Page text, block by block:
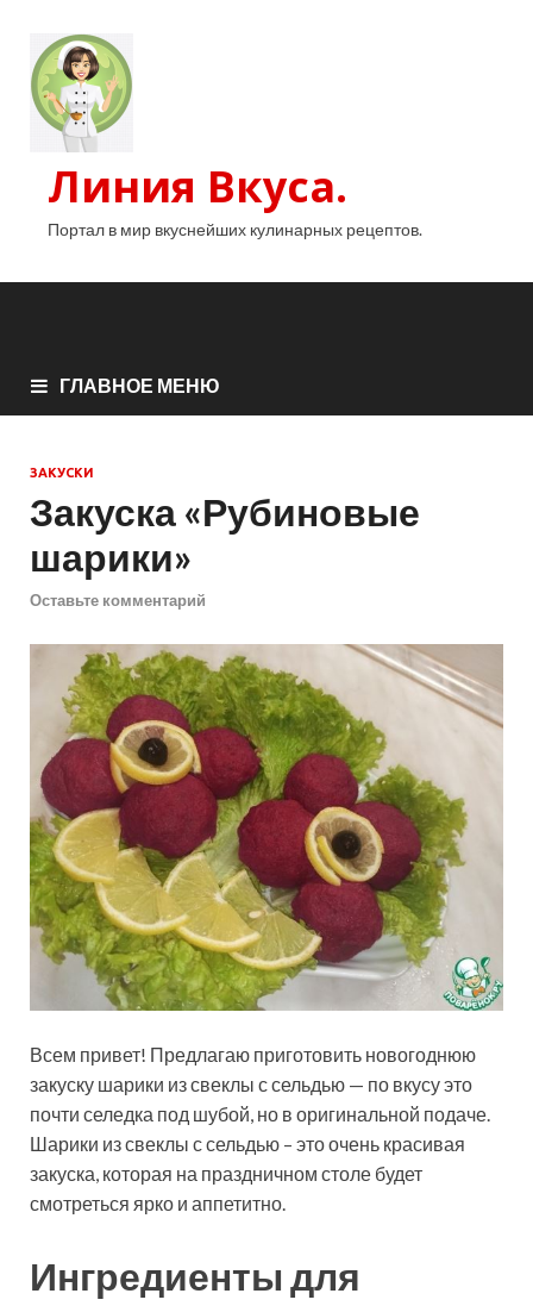
Линия Вкуса.
Портал в мир вкуснейших кулинарных рецептов.
ГЛАВНОЕ МЕНЮ
ЗАКУСКИ
Закуска «Рубиновые
шарики»
Оставьте комментарий
Всем привет! Предлагаю приготовить новогоднюю
закуску шарики из свеклы с сельдью — по вкусу это
почти селедка под шубой, но в оригинальной подаче.
Шарики из свеклы с сельдью – это очень красивая
закуска, которая на праздничном столе будет
смотреться ярко и аппетитно.
Ингредиенты для